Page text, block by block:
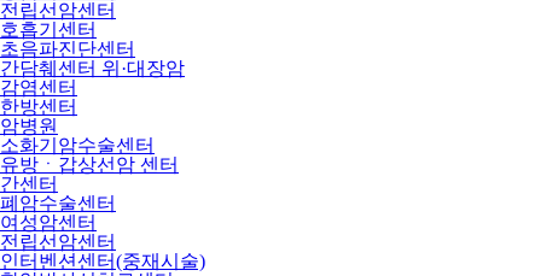
전립선암센터
호흡기센터
초음파진단센터
간담췌센터 위·대장암
감염센터
한방센터
암병원
소화기암수술센터
유방ㆍ갑상선암 센터
간센터
폐암수술센터
여성암센터
전립선암센터
인터벤션센터(중재시술)